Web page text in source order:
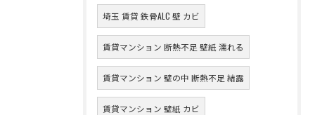
埼玉 賃貸 鉄骨ALC 壁 カビ
賃貸マンション 断熱不足 壁紙 濡れる
賃貸マンション 壁の中 断熱不足 結露
賃貸マンション 壁紙 カビ